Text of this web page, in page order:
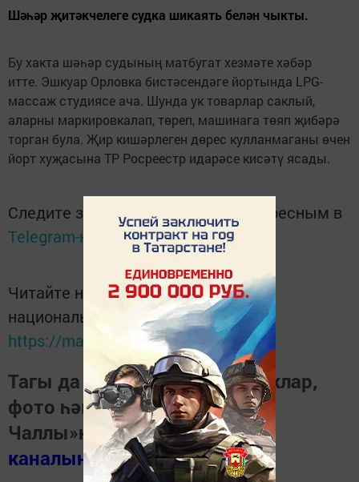
Шәһәр җитәкчелеге судка шикаять белән чыкты.
Бу хакта шәһәр судының матбугат хезмәте хәбәр
итте. Эшкуар Орловка бистәсендәге йортында LPG-
массаж студиясе ача. Шунда ук товарлар саклый,
аларны маркировкалап, төреп, машинага төяп җибәрә
торган була. Җир кишәрлеген дөрес кулланмаганы өчен
йорт хуҗасына ТР Росреестр идарәсе кисәтү ясады.
Следите за самым важным и интересным в
Telegram-каналеТатмедиа
Читайте новости Татарстана в
национальном мессенджере MАХ:
https://max.ru/tatmedia
Тагы да кызыклырак яңалыклар,
фото һәм видеолар «Шәһри
Чаллы»ныңMAX
каналында(язылыгыз).